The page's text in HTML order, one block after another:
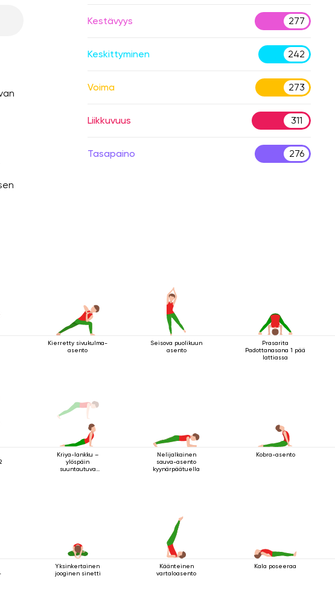
Kestävyys 277
Keskittyminen 242
Voima 273
Liikkuvuus 311
Tasapaino 276
Kierretty sivukulma-
asento
Seisova puolikuun
asento
Prasarita
Padottanasana 1 pää
lattiassa
Kriya-lankku –
ylöspäin
suuntautuva
Nelijalkainen
sauva-asento
kyynärpäätuella
Kobra-asento
Yksinkertainen
jooginen sinetti
Käänteinen
vartaloasento
Kala poseeraa